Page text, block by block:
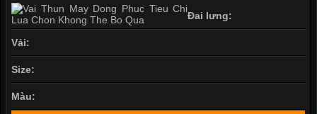
Đai lưng:
Vải:
Size:
Màu: